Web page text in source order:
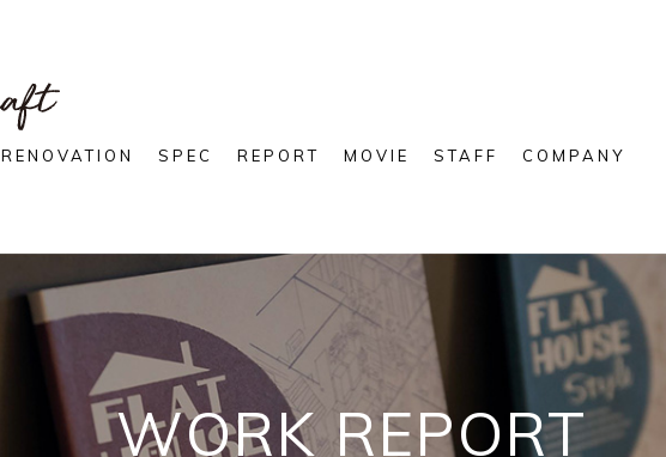
RENOVATION SPEC REPORT MOVIE STAFF COMPANY
WORK REPORT